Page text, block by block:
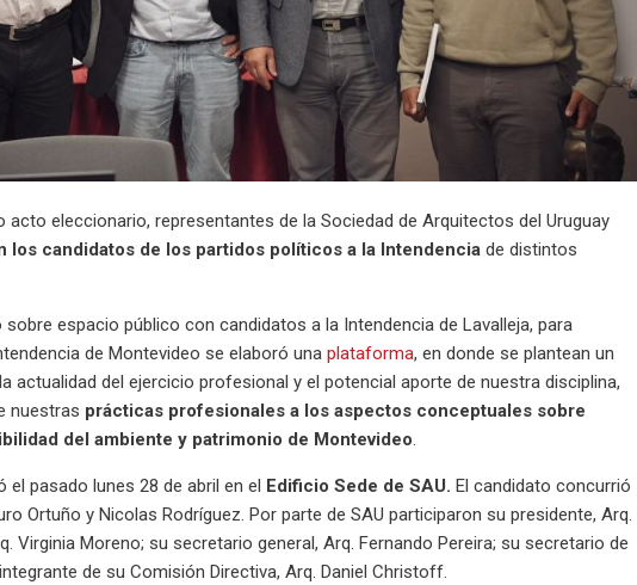
acto eleccionario, representantes de la Sociedad de Arquitectos del Uruguay
los candidatos de los partidos políticos a la Intendencia de distintos
espacio público con candidatos a la Intendencia de Lavalleja, para
de Montevideo se elaboró unaplataforma, en donde se plantean un
actualidad del ejercicio profesional y el potencial aporte de nuestra disciplina,
nuestras prácticas profesionales a los aspectos conceptuales sobre
del ambiente y patrimonio de Montevideo.
pasado lunes 28 de abril en el Edificio Sede de SAU. El candidato concurrió
Ortuño y Nicolas Rodríguez. Por parte de SAU participaron su presidente, Arq.
Virginia Moreno; su secretario general, Arq. Fernando Pereira; su secretario de
de su Comisión Directiva, Arq. Daniel Christoff.